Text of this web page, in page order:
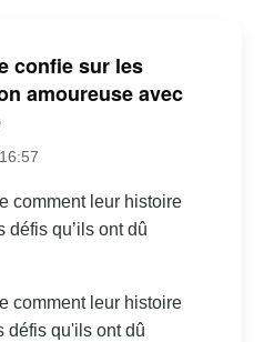
confie sur les
amoureuse avec
comment leur histoire
défis qu’ils ont dû
comment leur histoire
défis qu'ils ont dû